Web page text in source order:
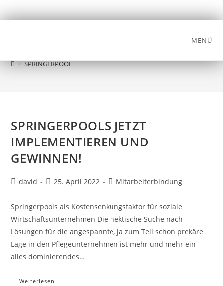
MENÜ
> SPRINGERPOOL
SPRINGERPOOLS JETZT
IMPLEMENTIEREN UND
GEWINNEN!
david 25. April 2022 Mitarbeiterbindung
Springerpools als Kostensenkungsfaktor für soziale
Wirtschaftsunternehmen Die hektische Suche nach
Lösungen für die angespannte, ja zum Teil schon prekäre
Lage in den Pflegeunternehmen ist mehr und mehr ein
alles dominierendes…
Weiterlesen